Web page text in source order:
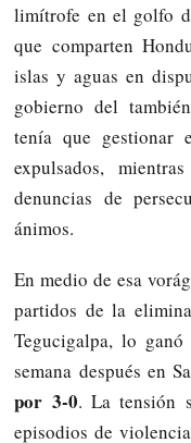
limítrofe en el golfo
que comparten
islas y aguas en
gobierno del
tenía que gestionar
expulsados,
denuncias de
ánimos.
En medio de esa
partidos de la
Tegucigalpa, lo ganó
semana después en
por 3-0. La tensión
episodios de